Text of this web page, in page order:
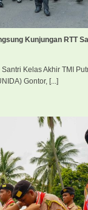
Kunjungan RTT
Kelas Akhir TMI
Gontor, [...]